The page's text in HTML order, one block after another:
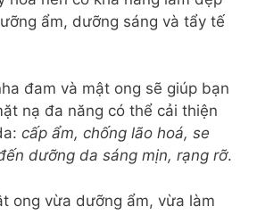
ẩm, dưỡng sáng và tẩy tế
đam và mật ong sẽ giúp bạn
nạ đa năng có thể cải thiện
cấp ẩm, chống lão hoá, se
dưỡng da sáng mịn, rạng rỡ.